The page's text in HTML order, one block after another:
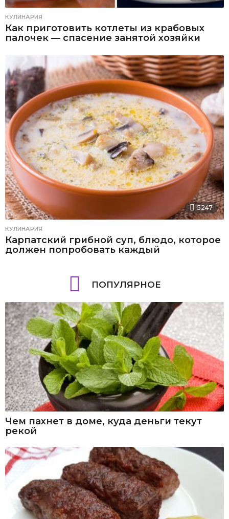
КУЛИНАРИЯ
Как приготовить котлеты из крабовых
палочек — спасение занятой хозяйки
5247
КУЛИНАРИЯ
Карпатский грибной суп, блюдо, которое
должен попробовать каждый
ПОПУЛЯРНОЕ
Чем пахнет в доме, куда деньги текут
рекой